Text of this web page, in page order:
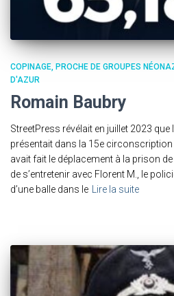
COPINAGE PROCHE DE GROUPES
D'AZUR
Romain Baubry
StreetPress révélait en juillet 2023 que
présentait dans la 15e
avait fait le déplacement à la prison
de s’entretenir avec Florent M., le
d’une balle dans le Lire la suite